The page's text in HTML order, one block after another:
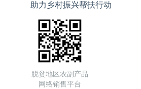
助力乡村振兴帮扶行动
脱贫地区农副产品
网络销售平台